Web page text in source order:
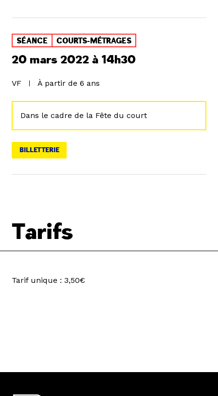
SÉANCE COURTS-MÉTRAGES
20 mars 2022 à 14h30
VF À partir de 6 ans
Dans le cadre de la Fête du court
BILLETTERIE
Tarifs
Tarif unique : 3,50€